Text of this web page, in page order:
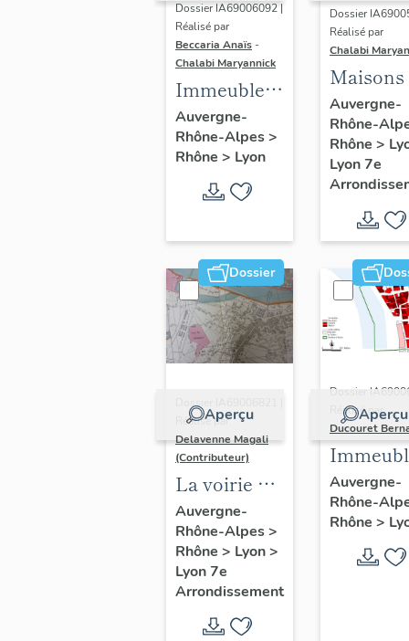
Dossier IA69006092 |
Réalisé par
Beccaria Anaïs -
Chalabi Maryannick
Immeubles
des Années
Trente de la
rive gauche
Auvergne-
Rhône-Alpes>
Rhône > Lyon
Dossier
Réalisé par
Chalabi
Maisons
Auvergne-
Rhône-
Rhône >
Lyon 7e
Dossier
Aperçu
Dossier IA69006821 |
Réalisé par
Delavenne Magali
(Contributeur)
La voirie du
secteur
d'étude
"Saint-
André"
(Lyon 7e)
Auvergne-
Rhône-Alpes>
Rhône > Lyon>
Lyon 7e
Arrondissement
Aperçu
Dossier
Réalisé par
Ducouret
du
Saint-
Auvergne-
Rhône-
Rhône >